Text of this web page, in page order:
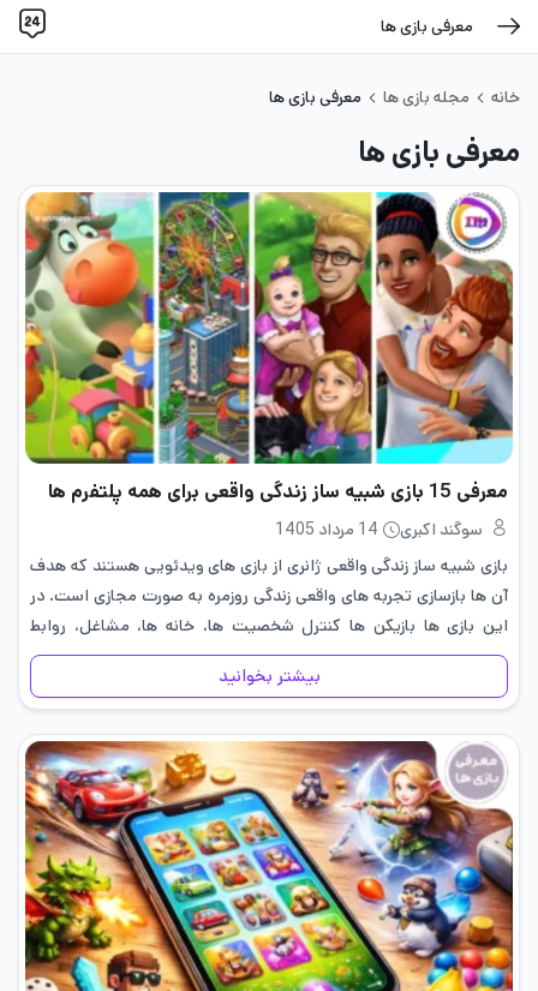
معرفی بازی ها
خانه مجله بازی ها معرفی بازی ها
معرفی بازی ها
معرفی 15 بازی شبیه ساز زندگی واقعی برای همه پلتفرم ها
سوگند اکبری
14 مرداد 1405
بازی شبیه ساز زندگی واقعی ژانری از بازی های ویدئویی هستند که هدف
آن ها بازسازی تجربه های واقعی زندگی روزمره به صورت مجازی است. در
این بازی ها بازیکن ها کنترل شخصیت ها، خانه ها، مشاغل، روابط
اجتماعی و…
بیشتر بخوانید